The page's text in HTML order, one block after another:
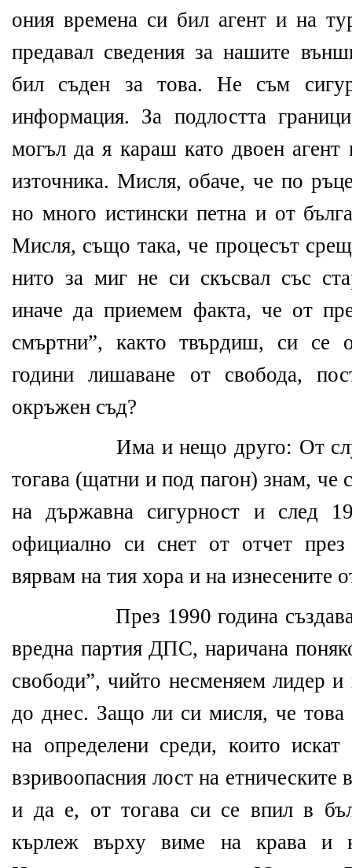
ония времена си бил агент и на
предавал сведения за нашите
бил съден за това. Не съм
информация. За подлостта
могъл да я караш като двоен
източника. Мисля, обаче, че по
но много истински петна и от
Мисля, също така, че процесът
нито за миг не си скъсвал със
иначе да приемем факта, че от
смъртни”, както твърдиш, си се
години лишаване от свобода,
окръжен съд?
Има и нещо друго: От
тогава (щатни и под пагон) знам,
на държавна сигурност и след
официално си снет от отчет
вярвам на тия хора и на изнесените
През 1990 година
вредна партия ДПС, наричана
свободи”, чийто несменяем лидер
до днес. Защо ли си мисля, че това
на определени среди, които
взривоопасния лост на
и да е, от тогава си се впил в
кърлеж върху виме на крава и